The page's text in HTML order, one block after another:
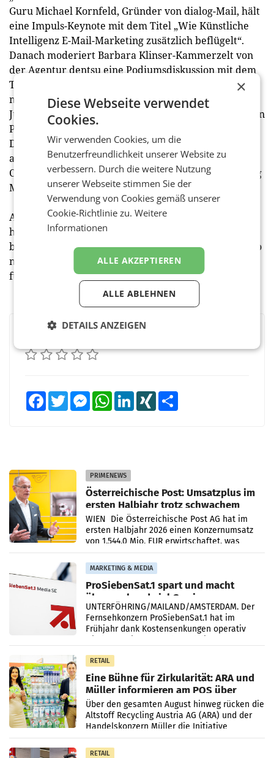
Guru Michael Kornfeld, Gründer von dialog-Mail, hält
eine Impuls-Keynote mit dem Titel „Wie Künstliche
Intelligenz E-Mail-Marketing zusätzlich beflügelt“.
Danach moderiert Barbara Klinser-Kammerzelt von
der Agentur dentsu eine Podiumsdiskussion mit dem
Titel „Decoding the Customer Journey and achieving
more conversions“, an der Andrea Eckes (DCORE),
Judith Denkmayr („Kleine Zeitung“), Buchautor Martin
Parkos („Magnetic Profitable Communication“) und
Dominik Pfarl (Never Been Before) teilnehmen. Die
abschließende Best Practice Keynote der Jetzt
Conversion steuert Valentin Berger, Online Marketing
Manager beim Softdrink-Hersteller Almdudler, bei.
Anmeldungen zur Jetzt Conversion sind hier möglich:
https://conversion.Jetzt-konferenz.at. Der Ticketpreis
beträgt 390 Euro netto für den Training Day, 290 Euro
netto für den Conference Day sowie 490 Euro netto
für Training Day und Conference Day.
FacebookTwitter MessengerWhatsAppLinkedInXING
PRIMENEWS
Österreichische Post: Umsatzplus im
ersten Halbjahr trotz schwachem
Briefgeschäft
WIEN Die Österreichische Post AG hat im
ersten Halbjahr 2026 einen Konzernumsatz
von 1.544,0 Mio. EUR erwirtschaftet, was
einem Plus von 3,8 Prozent gegenüber dem
Vergleichszeitraum
MARKETING & MEDIA
ProSiebenSat.1 spart und macht
überraschend viel Gewinn
UNTERFÖHRING/MAILAND/AMSTERDAM. Der
Fernsehkonzern ProSiebenSat.1 hat im
Frühjahr dank Kostensenkungen operativ
RETAIL
Eine Bühne für Zirkularität: ARA und
Müller informieren am POS über
Kreislauffähigkeit
Über den gesamten August hinweg rücken die
Altstoff Recycling Austria AG (ARA) und der
Handelskonzern Müller die Initiative
„Kreislauf-Helden“ in allen österreichischen
Müller-Filialen
RETAIL
×
Diese Webseite verwendet
Cookies.
Wir verwenden Cookies, um die
Benutzerfreundlichkeit unserer Website zu
verbessern. Durch die weitere Nutzung
unserer Webseite stimmen Sie der
Verwendung von Cookies gemäß unserer
Cookie-Richtlinie zu.Weitere
Informationen
ALLE AKZEPTIEREN
ALLE ABLEHNEN
DETAILS ANZEIGEN